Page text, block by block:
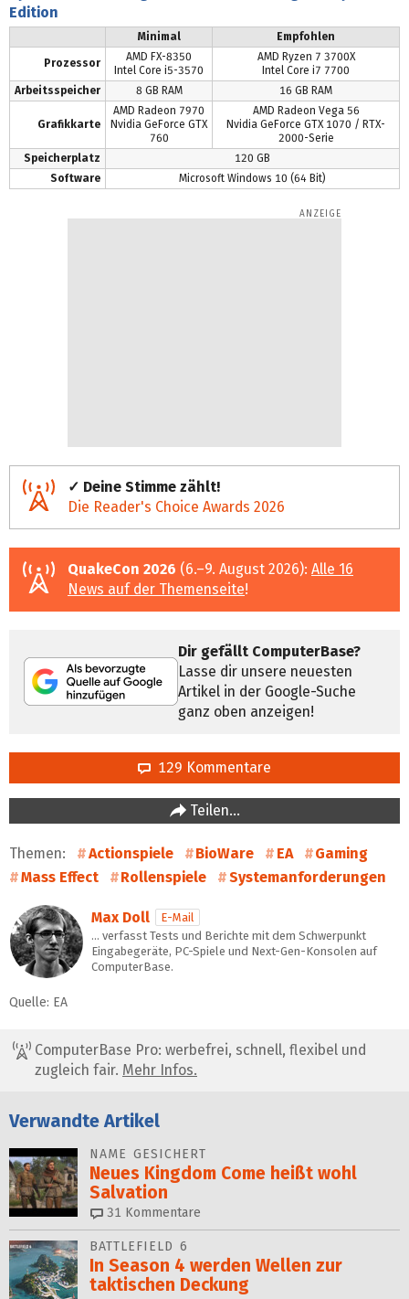
Edition
Minimal Empfohlen
Prozessor
AMD FX-8350
Intel Core i5-3570
AMD Ryzen 7 3700X
Intel Core i7 7700
Arbeitsspeicher
8 GB RAM 16 GB RAM
Grafikkarte
AMD Radeon 7970
Nvidia GeForce GTX
760
AMD Radeon Vega 56
Nvidia GeForce GTX 1070 / RTX-
2000-Serie
Speicherplatz
120 GB
Software
Microsoft Windows 10 (64 Bit)
✓ Deine Stimme zählt!
Die Reader's Choice Awards 2026
QuakeCon 2026 (6.–9. August 2026): Alle 16
News auf der Themenseite!
Dir gefällt ComputerBase?
Lasse dir unsere neuesten
Artikel in der Google-Suche
ganz oben anzeigen!
129 Kommentare
Teilen…
Themen: Actionspiele BioWare EA
Gaming
Mass Effect
Rollenspiele Systemanforderungen
Max Doll
E-Mail
… verfasst Tests und Berichte mit dem Schwerpunkt
Eingabegeräte, PC-Spiele und Next-Gen-Konsolen auf
ComputerBase.
Quelle: EA
ComputerBase Pro: werbefrei, schnell, flexibel und
zugleich fair. Mehr Infos.
Verwandte Artikel
NAME GESICHERT
Neues Kingdom Come heißt wohl
Salvation
31 Kommentare
BATTLEFIELD 6
In Season 4 werden Wellen zur
taktischen Deckung